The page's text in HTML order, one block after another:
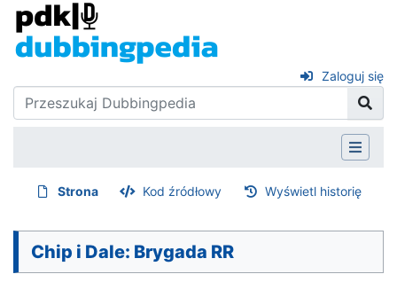
Zaloguj się
Strona Kod źródłowy Wyświetl historię
Chip i Dale: Brygada RR